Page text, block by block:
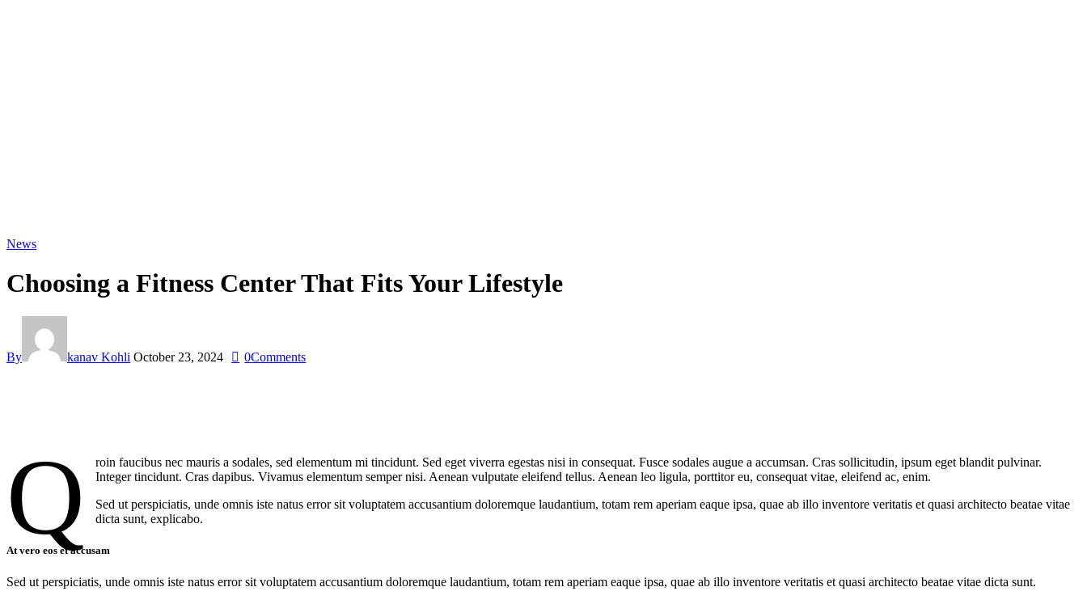
News
Choosing a Fitness Center That Fits Your Lifestyle
By kanav Kohli October 23, 2024 0Comments
Q
roin faucibus nec mauris a sodales, sed elementum mi tincidunt. Sed eget viverra egestas nisi in consequat. Fusce sodales augue a accumsan. Cras sollicitudin, ipsum eget blandit pulvinar.
Integer tincidunt. Cras dapibus. Vivamus elementum semper nisi. Aenean vulputate eleifend tellus. Aenean leo ligula, porttitor eu, consequat vitae, eleifend ac, enim.
Sed ut perspiciatis, unde omnis iste natus error sit voluptatem accusantium doloremque laudantium, totam rem aperiam eaque ipsa, quae ab illo inventore veritatis et quasi architecto beatae vitae
dicta sunt, explicabo.
At vero eos et accusam
Sed ut perspiciatis, unde omnis iste natus error sit voluptatem accusantium doloremque laudantium, totam rem aperiam eaque ipsa, quae ab illo inventore veritatis et quasi architecto beatae vitae dicta sunt.